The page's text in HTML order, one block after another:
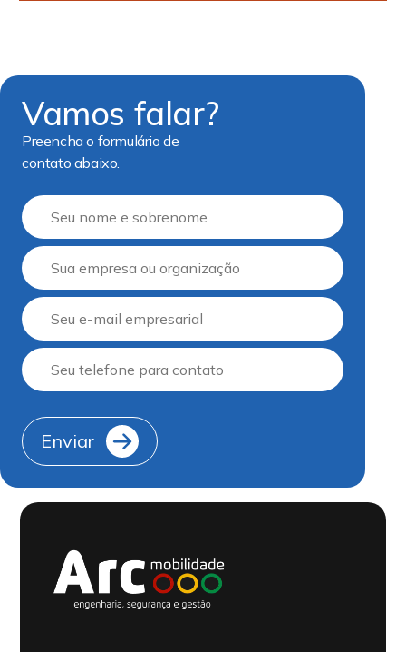
Vamos falar?
Preencha o formulário de
contato abaixo.
Enviar